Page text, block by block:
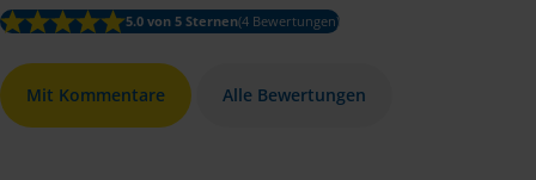
5.0 von 5 Sternen(4 Bewertungen)
Mit Kommentare Alle Bewertungen